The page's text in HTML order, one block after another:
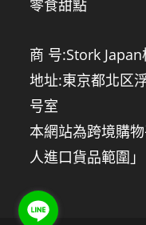
零食甜點
商 号:Stork
地址:東京都北区
号室
本網站為跨境購
人進口貨品範圍